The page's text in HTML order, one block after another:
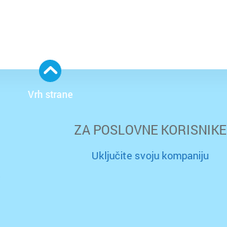
ZA POSLOVNE KORISNIKE
Uključite svoju kompaniju
Vrh strane